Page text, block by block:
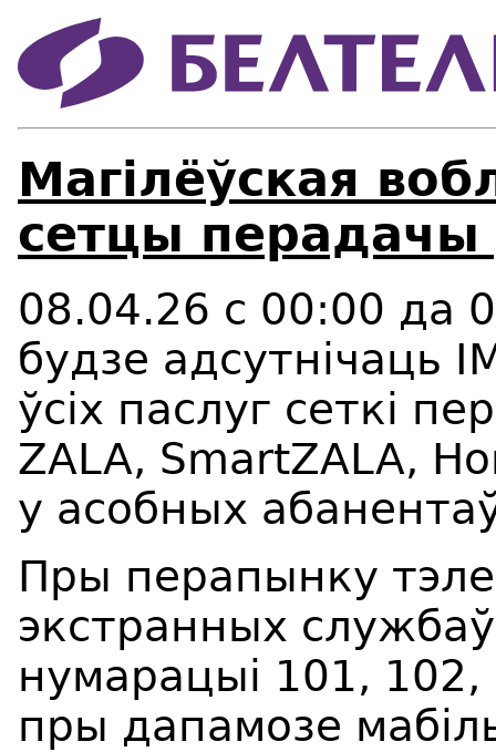
Магілёўская
сетцы перадачы
08.04.26 с 00:00 да
будзе адсутнічаць
ўсіх паслуг сеткі
ZALA, SmartZALA,
у асобных
Пры перапынку
экстранных
нумарацыі 101,
пры дапамозе